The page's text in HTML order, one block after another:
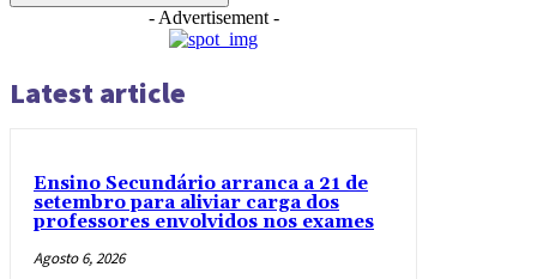
- Advertisement -
Latest article
Ensino Secundário arranca a 21 de
setembro para aliviar carga dos
professores envolvidos nos exames
Agosto 6, 2026